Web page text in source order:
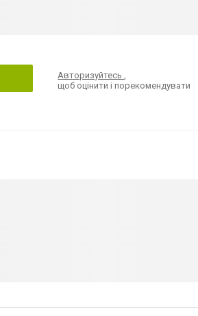
Авторизуйтесь
щоб оцінити і порекомендувати